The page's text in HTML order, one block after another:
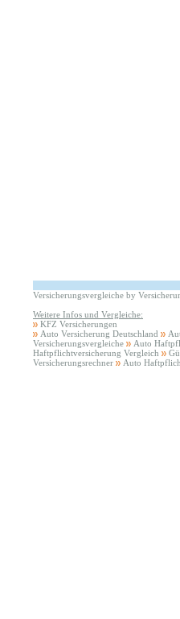
Versicherungsvergleiche by
Weitere Infos und Vergleiche:
KFZ Versicherungen
Auto Versicherung Deutschland
Versicherungsvergleiche
Auto
Haftpflichtversicherung Vergleich
Versicherungsrechner
Auto